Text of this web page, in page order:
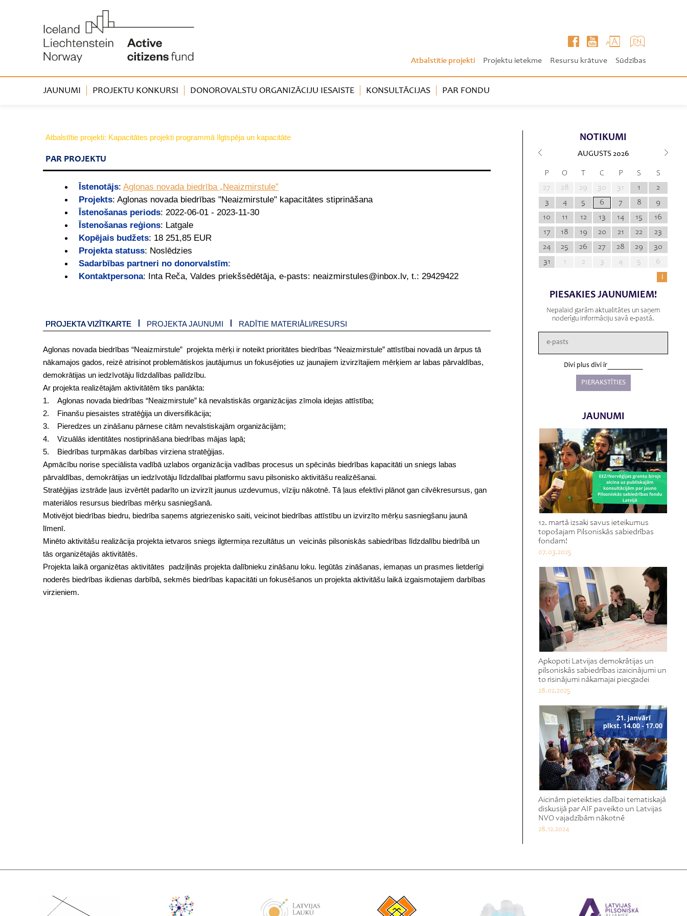
Atbalstītie projekti Projektu ietekme Resursu krātuve Sūdzības
JAUNUMI PROJEKTU KONKURSI DONOROVALSTU ORGANIZĀCIJU IESAISTE KONSULTĀCIJAS PAR FONDU
Atbalstītie projekti: Kapacitātes projekti programmā Ilgtspēja un kapacitāte
PAR PROJEKTU
Īstenotājs: Aglonas novada biedrība „Neaizmirstule”
Projekts: Aglonas novada biedrības "Neaizmirstule" kapacitātes stiprināšana
Īstenošanas periods: 2022-06-01 - 2023-11-30
Īstenošanas reģions: Latgale
Kopējais budžets: 18 251,85 EUR
Projekta statuss: Noslēdzies
Sadarbības partneri no donorvalstīm:
Kontaktpersona: Inta Reča, Valdes priekšsēdētāja, e-pasts: neaizmirstules@inbox.lv, t.: 29429422
PROJEKTA VIZĪTKARTE PROJEKTA JAUNUMI RADĪTIE MATERIĀLI/RESURSI
Aglonas novada biedrības “Neaizmirstule” projekta mērķi ir noteikt prioritātes biedrības “Neaizmirstule” attīstībai novadā un ārpus tā
nākamajos gados, reizē atrisinot problemātiskos jautājumus un fokusējoties uz jaunajiem izvirzītajiem mērķiem ar labas pārvaldības,
demokrātijas un iedzīvotāju līdzdalības palīdzību.
Ar projekta realizētajām aktivitātēm tiks panākta:
1. Aglonas novada biedrības “Neaizmirstule” kā nevalstiskās organizācijas zīmola idejas attīstība;
2. Finanšu piesaistes stratēģija un diversifikācija;
3. Pieredzes un zināšanu pārnese citām nevalstiskajām organizācijām;
4. Vizuālās identitātes nostiprināšana biedrības mājas lapā;
5. Biedrības turpmākas darbības virziena stratēģijas.
Apmācību norise speciālista vadībā uzlabos organizācija vadības procesus un spēcinās biedrības kapacitāti un sniegs labas
pārvaldības, demokrātijas un iedzīvotāju līdzdalībai platformu savu pilsonisko aktivitāšu realizēšanai.
Stratēģijas izstrāde ļaus izvērtēt padarīto un izvirzīt jaunus uzdevumus, vīziju nākotnē. Tā ļaus efektīvi plānot gan cilvēkresursus, gan
materiālos resursus biedrības mērķu sasniegšanā.
Motivējot biedrības biedru, biedrība saņems atgriezenisko saiti, veicinot biedrības attīstību un izvirzīto mērķu sasniegšanu jaunā
līmenī.
Minēto aktivitāšu realizācija projekta ietvaros sniegs ilgtermiņa rezultātus un veicinās pilsoniskās sabiedrības līdzdalību biedrībā un
tās organizētajās aktivitātēs.
Projekta laikā organizētas aktivitātes padziļinās projekta dalībnieku zināšanu loku. Iegūtās zināšanas, iemaņas un prasmes lietderīgi
noderēs biedrības ikdienas darbībā, sekmēs biedrības kapacitāti un fokusēšanos un projekta aktivitāšu laikā izgaismotajiem darbības
virzieniem.
NOTIKUMI
AUGUSTS 2026
P O T C P S
S
27
28 29 30 31 1
2
3
4 5 6 7 8
9
10
11 12 13 14 15
16
17
18 19 20 21 22
23
24
25 26 27 28 29
30
31
1 2 3 4 5
6
i
PIESAKIES JAUNUMIEM!
Nepalaid garām aktualitātes un saņem
noderīgu informāciju savā e-pastā.
Divi plus divi ir
JAUNUMI
12. martā izsaki savus ieteikumus
topošajam Pilsoniskās sabiedrības
fondam!
07.03.2025
Apkopoti Latvijas demokrātijas un
pilsoniskās sabiedrības izaicinājumi un
to risinājumi nākamajai piecgadei
28.02.2025
Aicinām pieteikties dalībai tematiskajā
diskusijā par AIF paveikto un Latvijas
NVO vajadzībām nākotnē
28.12.2024